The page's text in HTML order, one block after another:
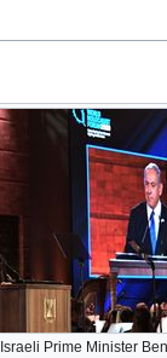
Israeli Prime Minister